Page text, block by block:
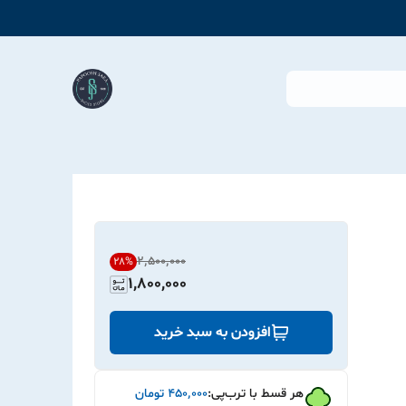
۲٬۵۰۰٬۰۰۰ 28%
1,800,000
افزودن به سبد خرید
هر قسط با ترب‌پی:۴۵۰٬۰۰۰ تومان